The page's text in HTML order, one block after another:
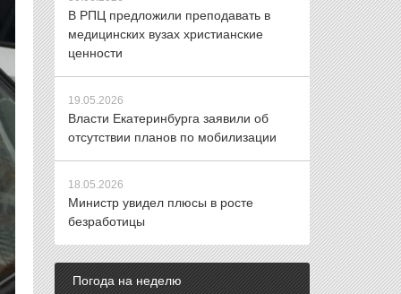
В РПЦ предложили преподавать в
медицинских вузах христианские
ценности
19.05.2026
Власти Екатеринбурга заявили об
отсутствии планов по мобилизации
18.05.2026
Министр увидел плюсы в росте
безработицы
Погода на неделю